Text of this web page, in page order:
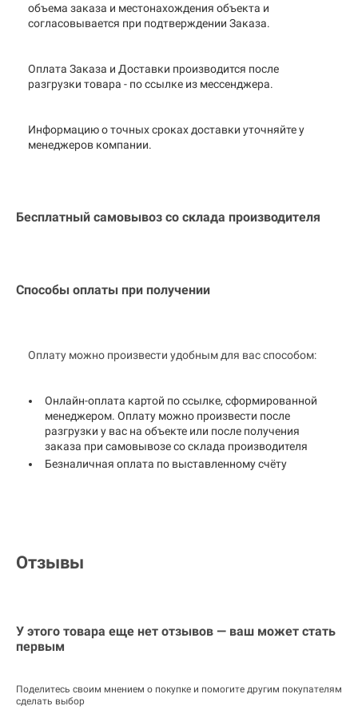
объема заказа и местонахождения объекта и
согласовывается при подтверждении Заказа.
Оплата Заказа и Доставки производится после
разгрузки товара - по ссылке из мессенджера.
Информацию о точных сроках доставки уточняйте у
менеджеров компании.
Бесплатный самовывоз со склада производителя
Способы оплаты при получении
Оплату можно произвести удобным для вас способом:
Онлайн-оплата картой по ссылке, сформированной
менеджером. Оплату можно произвести после
разгрузки у вас на объекте или после получения
заказа при самовывозе со склада производителя
Безналичная оплата по выставленному счёту
Отзывы
У этого товара еще нет отзывов — ваш может стать
первым
Поделитесь своим мнением о покупке и помогите другим покупателям
сделать выбор